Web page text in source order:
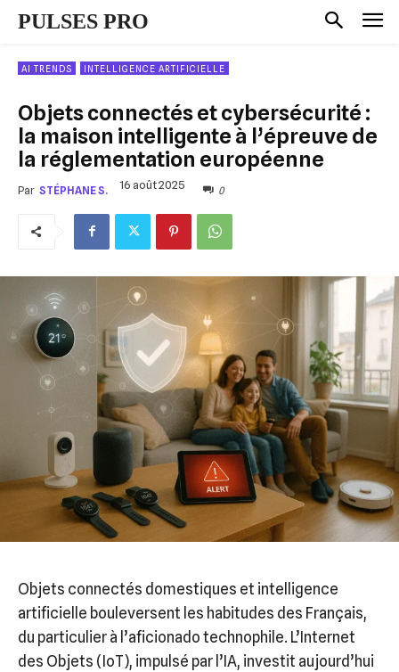
PULSES PRO
AI TRENDS INTELLIGENCE ARTIFICIELLE
Objets connectés et cybersécurité :
la maison intelligente à l’épreuve de
la réglementation européenne
Par STÉPHANE S. 16 août 2025 0
Objets connectés domestiques et intelligence
artificielle bouleversent les habitudes des Français,
du particulier à l’aficionado technophile. L’Internet
des Objets (IoT), impulsé par l’IA, investit aujourd’hui